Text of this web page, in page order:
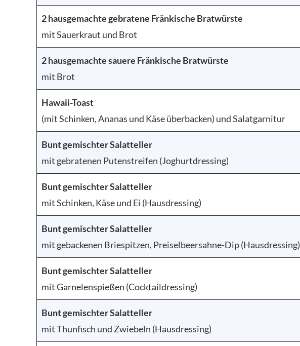
2 hausgemachte gebratene Fränkische Bratwürste
mit Sauerkraut und Brot
2 hausgemachte sauere Fränkische Bratwürste
mit Brot
Hawaii-Toast
(mit Schinken, Ananas und Käse überbacken) und Salatgarnitur
Bunt gemischter Salatteller
mit gebratenen Putenstreifen (Joghurtdressing)
Bunt gemischter Salatteller
mit Schinken, Käse und Ei (Hausdressing)
Bunt gemischter Salatteller
mit gebackenen Briespitzen, Preiselbeersahne-Dip (Hausdressing)
Bunt gemischter Salatteller
mit Garnelenspießen (Cocktaildressing)
Bunt gemischter Salatteller
mit Thunfisch und Zwiebeln (Hausdressing)